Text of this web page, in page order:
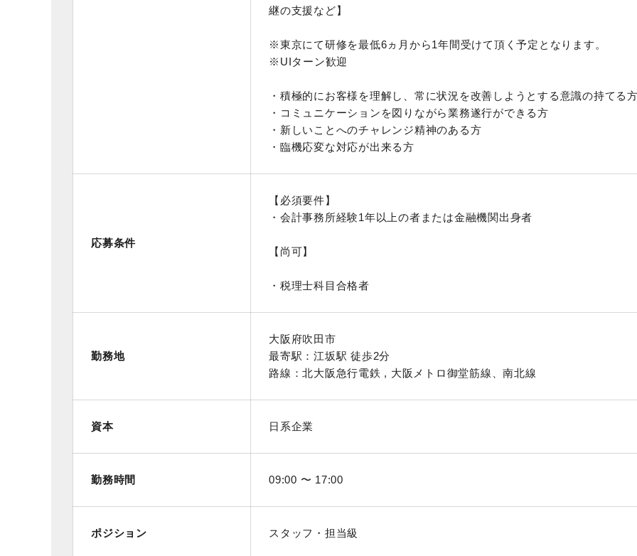
継の支援など】
※東京にて研修を最低6ヵ月から1年間受けて頂く予定となります。
※UIターン歓迎
・積極的にお客様を理解し、常に状況を改善しようとする意識の持てる
・コミュニケーションを図りながら業務遂行ができる方
・新しいことへのチャレンジ精神のある方
・臨機応変な対応が出来る方
応募条件
【必須要件】
・会計事務所経験1年以上の者または金融機関出身者
【尚可】
・税理士科目合格者
勤務地
大阪府吹田市
最寄駅：江坂駅 徒歩2分
路線：北大阪急行電鉄 , 大阪メトロ御堂筋線、南北線
資本 日系企業
勤務時間 09:00 〜 17:00
ポジション スタッフ・担当級